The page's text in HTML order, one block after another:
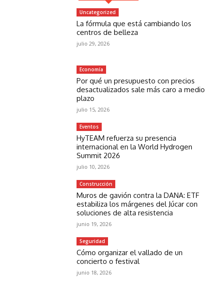
Uncategorized
La fórmula que está cambiando los
centros de belleza
julio 29, 2026
Economía
Por qué un presupuesto con precios
desactualizados sale más caro a medio
plazo
julio 15, 2026
Eventos
HyTEAM refuerza su presencia
internacional en la World Hydrogen
Summit 2026
julio 10, 2026
Construcción
Muros de gavión contra la DANA: ETF
estabiliza los márgenes del Júcar con
soluciones de alta resistencia
junio 19, 2026
Seguridad
Cómo organizar el vallado de un
concierto o festival
junio 18, 2026